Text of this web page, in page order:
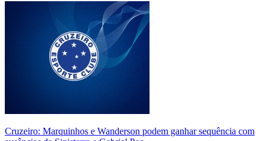
Cruzeiro: Marquinhos e Wanderson podem ganhar sequência com